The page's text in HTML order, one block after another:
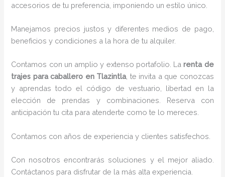
accesorios de tu preferencia, imponiendo un estilo único.
Manejamos precios justos y diferentes medios de pago,
beneficios y condiciones a la hora de tu alquiler.
Contamos con un amplio y extenso portafolio. Larenta de
trajes para caballero en Tlazintla, te invita a que conozcas
y aprendas todo el código de vestuario, libertad en la
elección de prendas y combinaciones. Reserva con
anticipación tu cita para atenderte como te lo mereces.
Contamos con años de experiencia y clientes satisfechos.
Con nosotros encontrarás soluciones y el mejor aliado.
Contáctanos para disfrutar de la más alta experiencia.